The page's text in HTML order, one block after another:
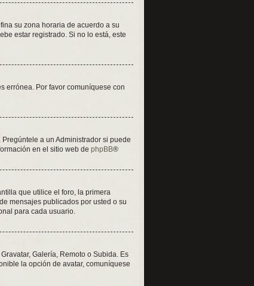
su zona horaria de acuerdo a su
estar registrado. Si no lo está, este
errónea. Por favor comuníquese con
a un Administrador si puede
en el sitio web de phpBB®
que utilice el foro, la primera
mensajes publicados por usted o su
para cada usuario.
Galería, Remoto o Subida. Es
la opción de avatar, comuníquese